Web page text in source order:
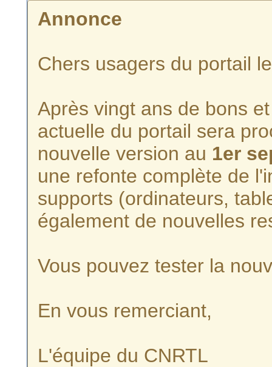
Annonce
Chers usagers du portail
Après vingt ans de bons
actuelle du portail sera
nouvelle version au 1er
une refonte complète de
supports (ordinateurs,
également de nouvelles
Vous pouvez tester la
En vous remerciant,
L'équipe du CNRTL